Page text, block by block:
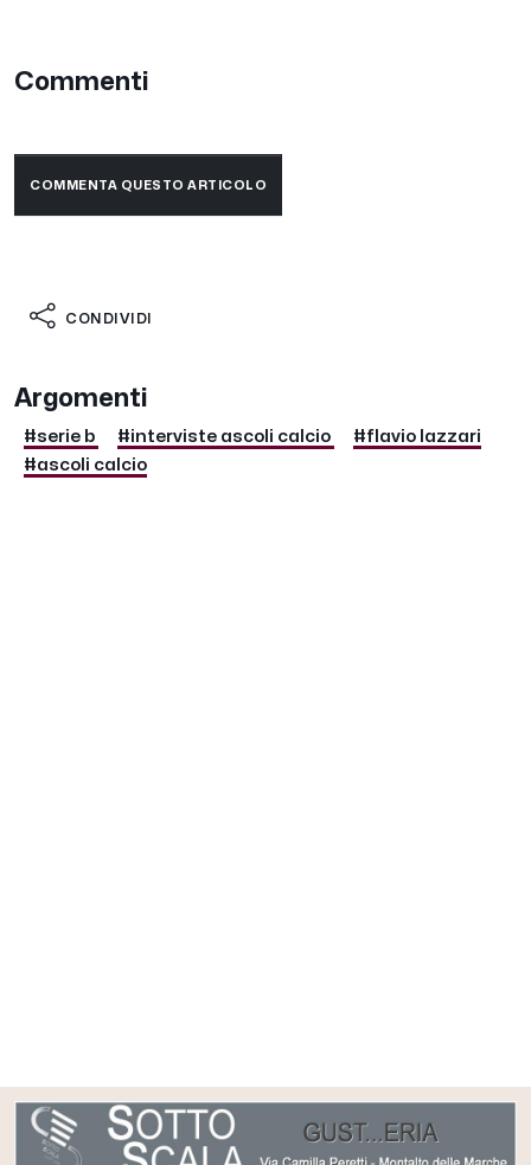
Commenti
COMMENTA QUESTO ARTICOLO
CONDIVIDI
Argomenti
#serie b #interviste ascoli calcio
#flavio lazzari
#ascoli calcio